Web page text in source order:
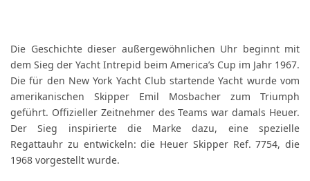
Die Geschichte dieser außergewöhnlichen Uhr beginnt mit
dem Sieg der Yacht Intrepid beim America’s Cup im Jahr 1967.
Die für den New York Yacht Club startende Yacht wurde vom
amerikanischen Skipper Emil Mosbacher zum Triumph
geführt. Offizieller Zeitnehmer des Teams war damals Heuer.
Der Sieg inspirierte die Marke dazu, eine spezielle
Regattauhr zu entwickeln: die Heuer Skipper Ref. 7754, die
1968 vorgestellt wurde.